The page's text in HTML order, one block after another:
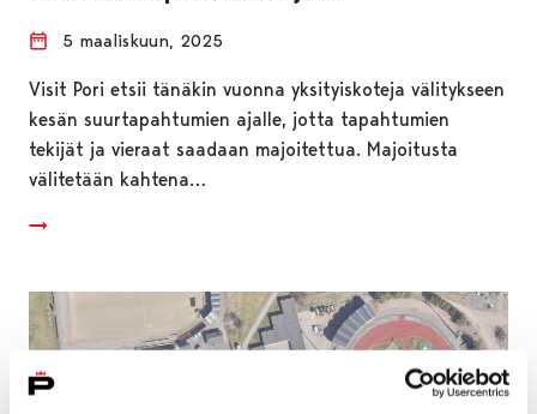
5 maaliskuun, 2025
Visit Pori etsii tänäkin vuonna yksityiskoteja välitykseen
kesän suurtapahtumien ajalle, jotta tapahtumien
tekijät ja vieraat saadaan majoitettua. Majoitusta
välitetään kahtena…